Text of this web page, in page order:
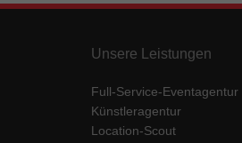
Unsere Leistungen
Full-Service-Eventagentur
Künstleragentur
Location-Scout